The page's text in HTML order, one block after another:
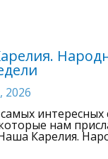
2026
интересных
нам
Карелия.